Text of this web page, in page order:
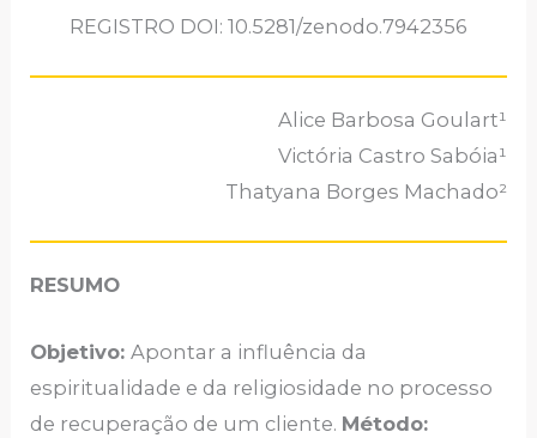
REGISTRO DOI: 10.5281/zenodo.7942356
Alice Barbosa Goulart¹
Victória Castro Sabóia¹
Thatyana Borges Machado²
RESUMO
Objetivo:Apontar a influência da
espiritualidade e da religiosidade no processo
de recuperação de um cliente. Método: